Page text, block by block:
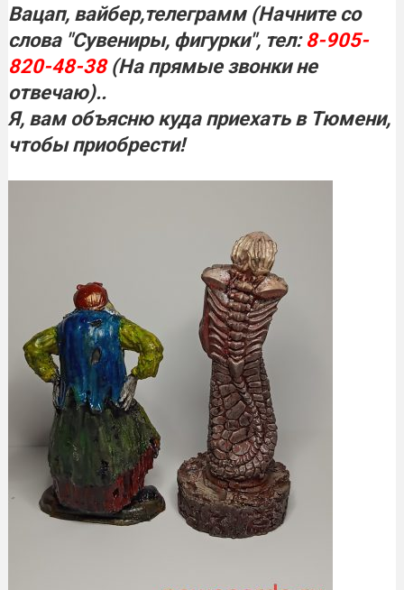
Вацап, вайбер,телеграмм (Начните со
слова "Сувениры, фигурки", тел: 8-905-
820-48-38(На прямые звонки не
отвечаю)..
Я, вам объясню куда приехать вТюмени,
чтобы приобрести!